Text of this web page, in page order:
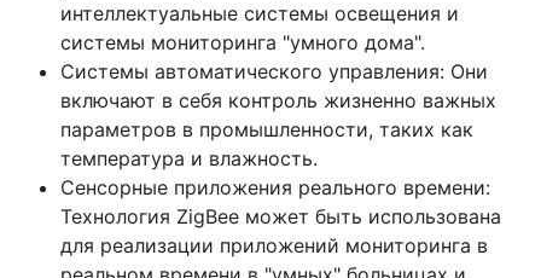
интеллектуальные системы освещения и
системы мониторинга "умного дома".
Системы автоматического управления: Они
включают в себя контроль жизненно важных
параметров в промышленности, таких как
температура и влажность.
Сенсорные приложения реального времени:
Технология ZigBee может быть использована
для реализации приложений мониторинга в